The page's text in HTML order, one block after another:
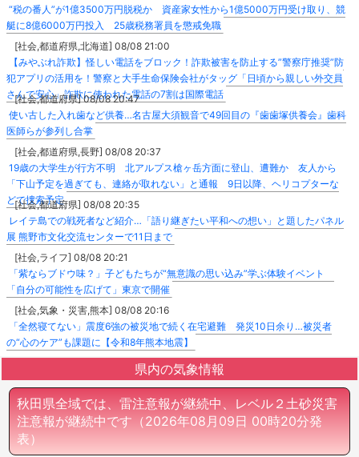
“税の番人”が1億3500万円脱税か 資産家女性から1億5000万円受け取り、競
艇に8億6000万円投入 25歳税務署員を懲戒免職
[社会,都道府県,北海道] 08/08 21:00
【みやぶれ詐欺】怪しい電話をブロック！詐欺被害を防止する”警察庁推奨”防
犯アプリの活用を！警察と大手生命保険会社がタッグ「日頃から親しい外交員
さんで安心」詐欺に使われた電話の7割は国際電話
[社会,都道府県] 08/08 20:47
使い古した入れ歯など供養…名古屋大須観音で49回目の『歯歯塚供養会』歯科
医師らが参列し合掌
[社会,都道府県,長野] 08/08 20:37
19歳の大学生が行方不明 北アルプス槍ヶ岳方面に登山、遭難か 友人から
「下山予定を過ぎても、連絡が取れない」と通報 9日以降、ヘリコプターな
どで捜索予定
[社会,都道府県] 08/08 20:35
レイテ島での戦死者など紹介…「語り継ぎたい平和への想い」と題したパネル
展 熊野市文化交流センターで11日まで
[社会,ライフ] 08/08 20:21
「紫ならブドウ味？」子どもたちが“無意識の思い込み”学ぶ体験イベント
「自分の可能性を広げて」東京で開催
[社会,気象・災害,熊本] 08/08 20:16
「全然寝てない」震度6強の被災地で続く在宅避難 発災10日余り…被災者
の“心のケア”も課題に【令和8年熊本地震】
県内の気象情報
秋田県全域では、雷注意報が継続中、レベル２土砂災害
注意報が継続中です （2026年08月09日 00時20分発
表）